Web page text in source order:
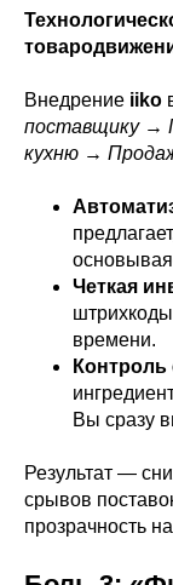
Внедрение iiko
поставщику →
кухню →
Четкая
времени.
Контроль
Вы сразу
Результат —
срывов
прозрачность